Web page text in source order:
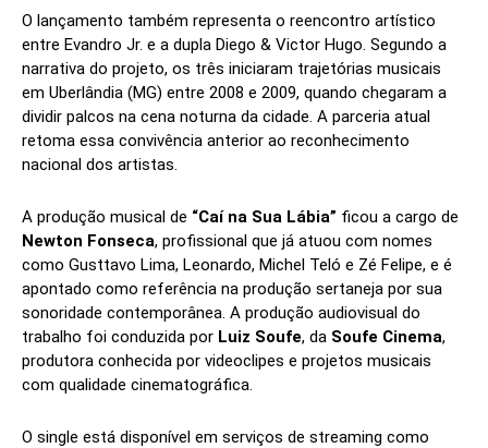
O lançamento também representa o reencontro artístico
entre Evandro Jr. e a dupla Diego & Victor Hugo. Segundo a
narrativa do projeto, os três iniciaram trajetórias musicais
em Uberlândia (MG) entre 2008 e 2009, quando chegaram a
dividir palcos na cena noturna da cidade. A parceria atual
retoma essa convivência anterior ao reconhecimento
nacional dos artistas.
A produção musical de “Caí na Sua Lábia” ficou a cargo de
Newton Fonseca, profissional que já atuou com nomes
como Gusttavo Lima, Leonardo, Michel Teló e Zé Felipe, e é
apontado como referência na produção sertaneja por sua
sonoridade contemporânea. A produção audiovisual do
trabalho foi conduzida por Luiz Soufe, da Soufe Cinema,
produtora conhecida por videoclipes e projetos musicais
com qualidade cinematográfica.
O single está disponível em serviços de streaming como